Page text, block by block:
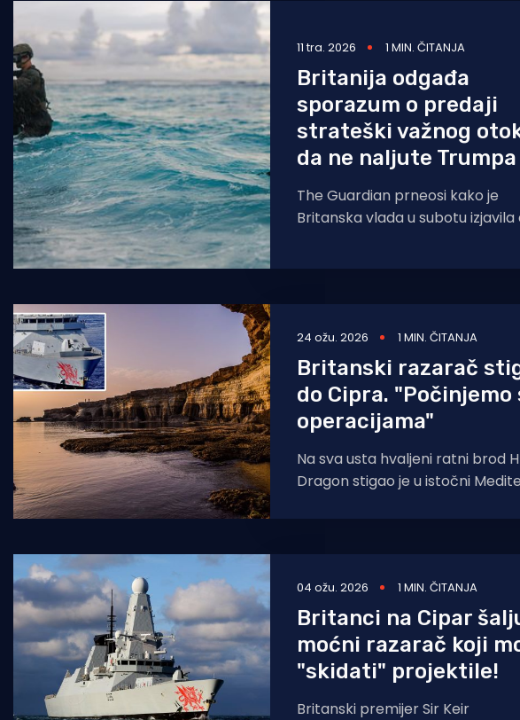
11 tra. 2026 1 MIN. ČITANJA
Britanija odgađa
sporazum o predaji
strateški važnog
da ne naljute Trumpa
The Guardian prneosi kako je
Britanska vlada u subotu izjavila
24 ožu. 2026 1 MIN. ČITANJA
Britanski razarač
do Cipra. "Počinjemo
operacijama"
Na sva usta hvaljeni ratni brod
Dragon stigao je u istočni
integraciju
04 ožu. 2026 1 MIN. ČITANJA
Britanci na Cipar
moćni razarač koji
"skidati" projektile!
Britanski premijer Sir Keir